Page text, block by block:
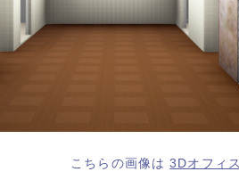
こちらの画像は3Dオフィ